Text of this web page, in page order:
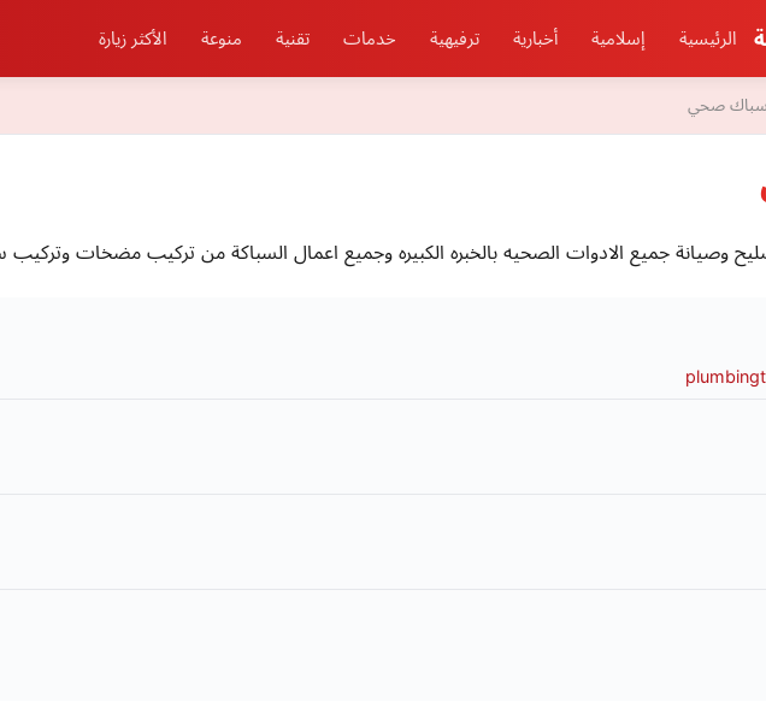
الرئيسية إسلامية أخبارية ترفيهية خدمات تقنية منوعة الأكثر زيارة
سباك صحي
وصيانة جميع الادوات الصحيه بالخبره الكبيره وجميع اعمال السباكة من تركيب مضخات